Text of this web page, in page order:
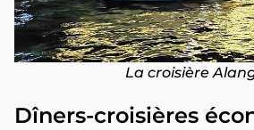
La croisière
Dîners-croisières